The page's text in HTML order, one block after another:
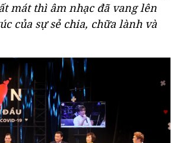
mát thì âm nhạc đã vang lên
của sự sẻ chia, chữa lành và